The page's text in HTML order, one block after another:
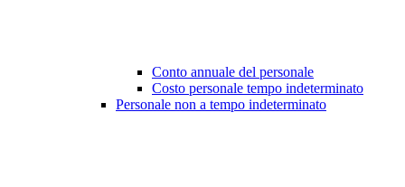
Conto annuale del personale
Costo personale tempo indeterminato
Personale non a tempo indeterminato